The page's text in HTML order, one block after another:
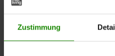
Zustimmung
Hochwertige
– stabil,
geräuschfrei